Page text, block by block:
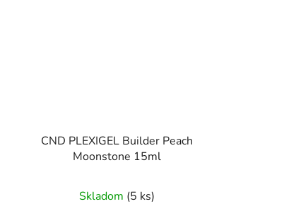
CND PLEXIGEL Builder Peach
Moonstone 15ml
Skladom (5 ks)